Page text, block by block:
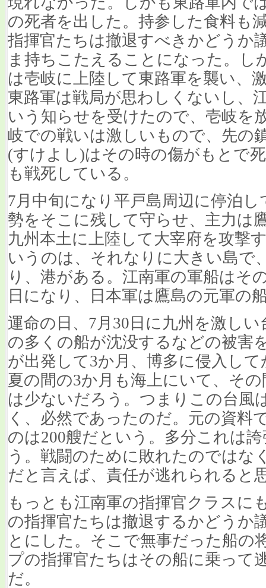
の死者を出した。持参した食料も
指揮官たちは撤退すべきかどうか
ま持ちこたえることになった。し
は壱岐に上陸して東路軍を襲い、
東路軍は戦局が思わしくないし、
いう知らせを受けたので、壱岐を
岐での戦いは激しいもので、先の
(すけよし)はその時の傷がもとで
も戦死している。
7月中旬になり平戸島周辺に停泊
勢をそこに残して守らせ、主力は
九州本土に上陸して大宰府を攻撃
いうのは、それなりに大きい島で
り、港がある。江南軍の軍船はそ
日になり、日本軍は鷹島の元軍の
運命の日、7月30日に九州を激し
の多くの船が沈没するなどの被害
が出発して3か月、博多に侵入し
夏の間の3か月も海上にいて、そ
は少ないだろう。つまりこの台風
く、必然であったのだ。元の資料
のは200艘だという。多分これは
う。戦闘のために敗れたのではな
だと言えば、責任が逃れられると
もっとも江南軍の指揮官クラスに
の指揮官たちは撤退するかどうか
とにした。そこで無事だった船の
プの指揮官たちはその船に乗って
だ。